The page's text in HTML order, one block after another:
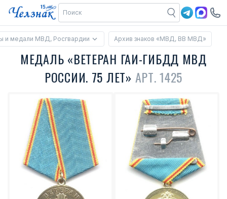
и медали МВД, Росгвардии Архив знаков «МВД, ВВ МВД»
МЕДАЛЬ «ВЕТЕРАН ГАИ-ГИБДД МВД
РОССИИ. 75 ЛЕТ» АРТ. 1425